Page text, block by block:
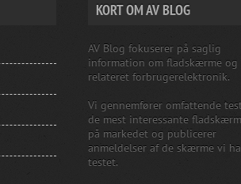
KORT OM AV BLOG
AV Blog fokuserer på saglig
information om fladskærme og
relateret forbrugerelektronik.
Vi gennemfører omfattende
de mest interessante
på markedet og publicerer
anmeldelser af de skærme vi
testet.